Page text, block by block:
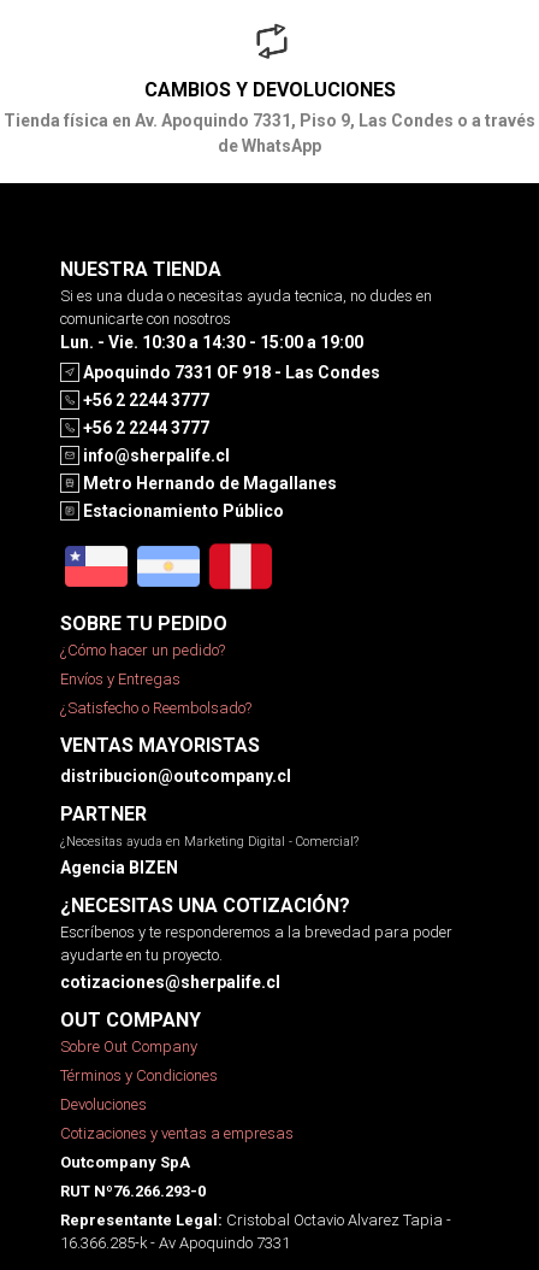
CAMBIOS Y DEVOLUCIONES
Tienda física en Av. Apoquindo 7331, Piso 9, Las Condes o a través
de WhatsApp
NUESTRA TIENDA
Si es una duda o necesitas ayuda tecnica, no dudes en
comunicarte con nosotros
Lun. - Vie. 10:30 a 14:30 - 15:00 a 19:00
Apoquindo 7331 OF 918 - Las Condes
+56 2 2244 3777
+56 2 2244 3777
info@sherpalife.cl
Metro Hernando de Magallanes
Estacionamiento Público
SOBRE TU PEDIDO
¿Cómo hacer un pedido?
Envíos y Entregas
¿Satisfecho o Reembolsado?
VENTAS MAYORISTAS
distribucion@outcompany.cl
PARTNER
¿Necesitas ayuda en Marketing Digital - Comercial?
Agencia BIZEN
¿NECESITAS UNA COTIZACIÓN?
Escríbenos y te responderemos a la brevedad para poder
ayudarte en tu proyecto.
cotizaciones@sherpalife.cl
OUT COMPANY
Sobre Out Company
Términos y Condiciones
Devoluciones
Cotizaciones y ventas a empresas
Outcompany SpA
RUT Nº76.266.293-0
Representante Legal: Cristobal Octavio Alvarez Tapia -
16.366.285-k - Av Apoquindo 7331